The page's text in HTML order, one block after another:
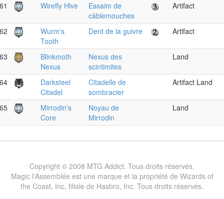
Wirefly Hive
Essaim de
câblemouches
Artifact
Wurm's
Tooth
Dent de la guivre Artifact
Blinkmoth
Nexus
Nexus des
scintimites
Land
Darksteel
Citadel
Citadelle de
sombracier
Artifact Land
Mirrodin's
Core
Noyau de
Mirrodin
Land
Copyright © 2008 MTG Addict. Tous droits réservés.
Magic l'Assemblée est une marque et la propriété de Wizards of
the Coast, Inc, filiale de Hasbro, Inc. Tous droits réservés.